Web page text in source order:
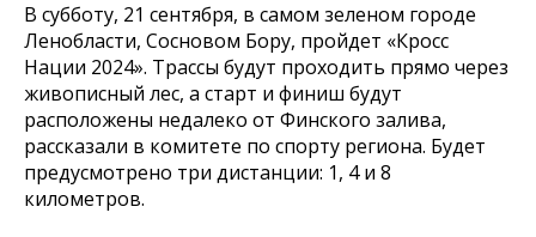
В субботу, 21 сентября, в самом зеленом городе
Ленобласти, Сосновом Бору, пройдет «Кросс
Нации 2024». Трассы будут проходить прямо через
живописный лес, а старт и финиш будут
расположены недалеко от Финского залива,
рассказали в комитете по спорту региона. Будет
предусмотрено три дистанции: 1, 4 и 8
километров.